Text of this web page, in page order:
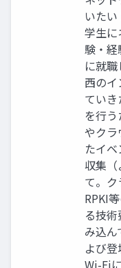
いた
学生に
験・経
に就
西の
てい
を行
やクラ
たイ
収集（
て。ク
RPKI
る技
み込
よび
Wi-Fi